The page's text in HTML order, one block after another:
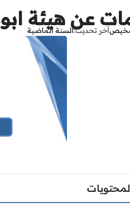
عن هيئة
آخر تحديثالسنة الماضية